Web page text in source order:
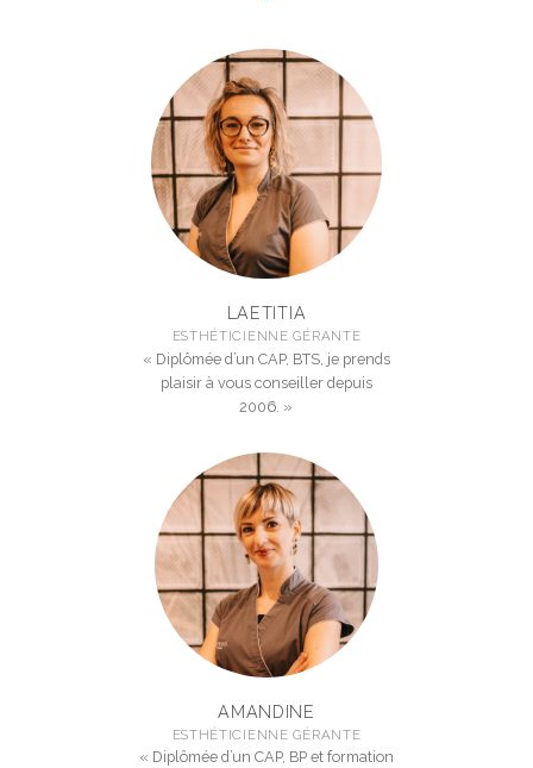
LAETITIA
ESTHÉTICIENNE GÉRANTE
« Diplômée d’un CAP, BTS, je prends
plaisir à vous conseiller depuis
2006. »
AMANDINE
ESTHÉTICIENNE GÉRANTE
« Diplômée d’un CAP, BP et formation